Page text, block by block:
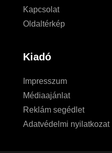
Kapcsolat
Oldaltérkép
Kiadó
Impresszum
Médiaajánlat
Reklám segédlet
Adatvédelmi nyilatkozat